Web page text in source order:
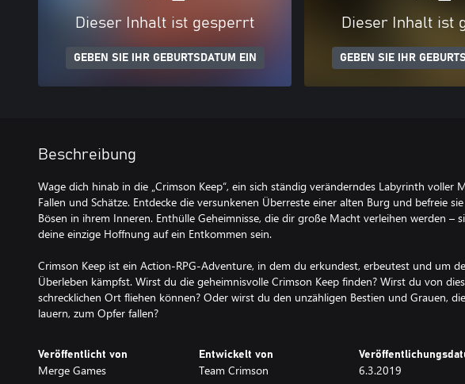
Dieser Inhalt ist gesperrt
GEBEN SIE IHR GEBURTSDATUM EIN
Dieser Inhalt ist
GEBEN SIE IHR
Beschreibung
Wage dich hinab in die „Crimson Keep“, ein sich ständig veränderndes Labyrinth voller
Fallen und Schätze. Entdecke die versunkenen Überreste einer alten Burg und befreie
Bösen in ihrem Inneren. Enthülle Geheimnisse, die dir große Macht verleihen werden –
deine einzige Hoffnung auf ein Entkommen sein.
Crimson Keep ist ein Action-RPG-Adventure, in dem du erkundest, erbeutest und um
Überleben kämpfst. Wirst du die geheimnisvolle Crimson Keep finden? Wirst du von
schrecklichen Ort fliehen können? Oder wirst du den unzähligen Bestien und Grauen,
Veröffentlicht von
Merge Games
Entwickelt von
Team Crimson 6.3.2019